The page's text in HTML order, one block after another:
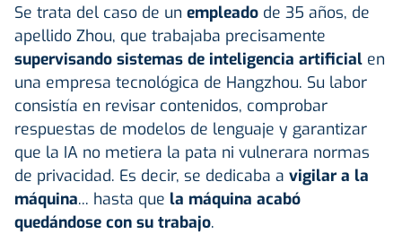
Se trata del caso de un empleado de 35 años, de
apellido Zhou, que trabajaba precisamente
supervisando sistemas de inteligencia artificial en
una empresa tecnológica de Hangzhou. Su labor
consistía en revisar contenidos, comprobar
respuestas de modelos de lenguaje y garantizar
que la IA no metiera la pata ni vulnerara normas
de privacidad. Es decir, se dedicaba a vigilar a la
máquina... hasta que la máquina acabó
quedándose con su trabajo.